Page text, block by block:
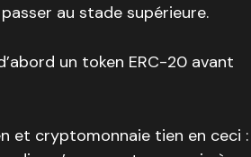
au stade supérieure.
un token ERC-20 avant
et cryptomonnaie tien en ceci :